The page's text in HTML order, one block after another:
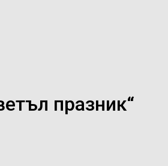
празник“